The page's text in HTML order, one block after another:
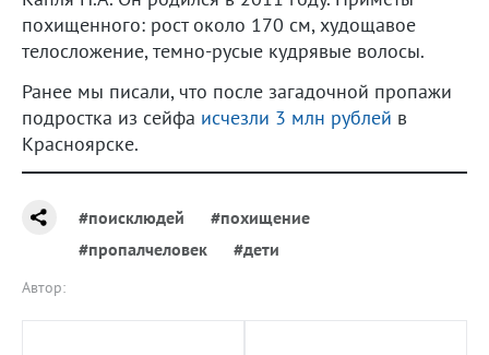
похищенного: рост около 170 см, худощавое
телосложение, темно-русые кудрявые волосы.
Ранее мы писали, что после загадочной пропажи
подростка из сейфа исчезли 3 млн рублей в
Красноярске.
#поисклюдей
#похищение
#пропалчеловек
#дети
Автор: